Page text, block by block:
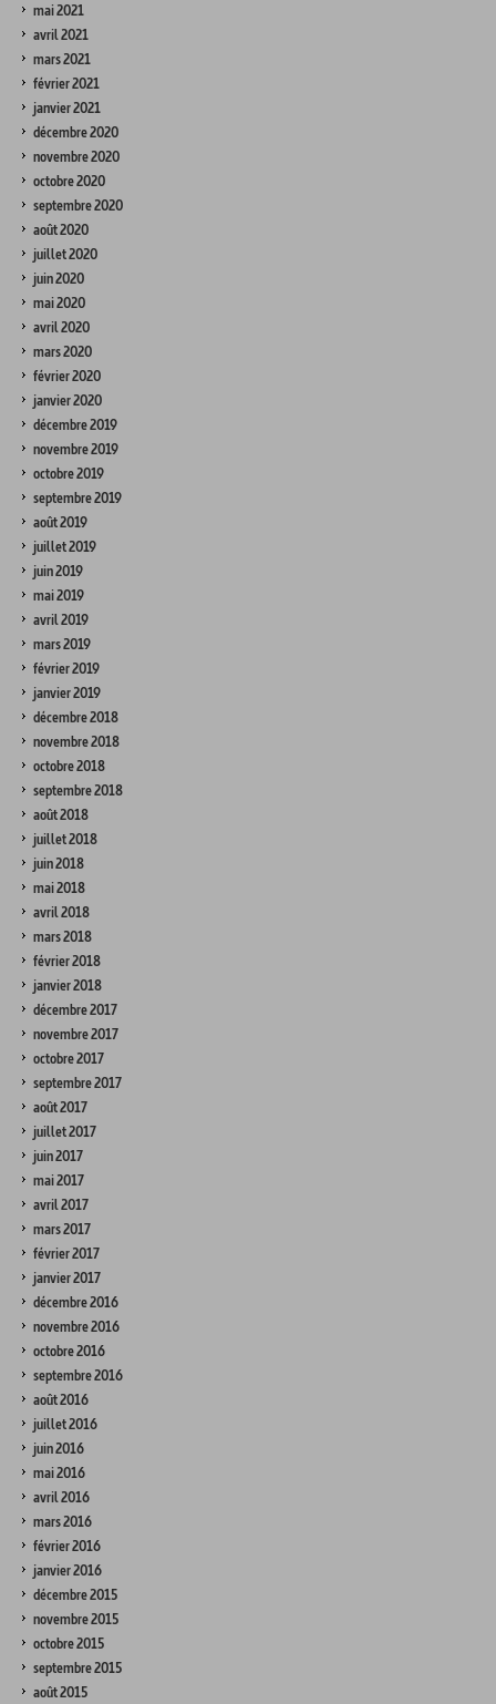
mai 2021
avril 2021
mars 2021
février 2021
janvier 2021
décembre 2020
novembre 2020
octobre 2020
septembre 2020
août 2020
juillet 2020
juin 2020
mai 2020
avril 2020
mars 2020
février 2020
janvier 2020
décembre 2019
novembre 2019
octobre 2019
septembre 2019
août 2019
juillet 2019
juin 2019
mai 2019
avril 2019
mars 2019
février 2019
janvier 2019
décembre 2018
novembre 2018
octobre 2018
septembre 2018
août 2018
juillet 2018
juin 2018
mai 2018
avril 2018
mars 2018
février 2018
janvier 2018
décembre 2017
novembre 2017
octobre 2017
septembre 2017
août 2017
juillet 2017
juin 2017
mai 2017
avril 2017
mars 2017
février 2017
janvier 2017
décembre 2016
novembre 2016
octobre 2016
septembre 2016
août 2016
juillet 2016
juin 2016
mai 2016
avril 2016
mars 2016
février 2016
janvier 2016
décembre 2015
novembre 2015
octobre 2015
septembre 2015
août 2015